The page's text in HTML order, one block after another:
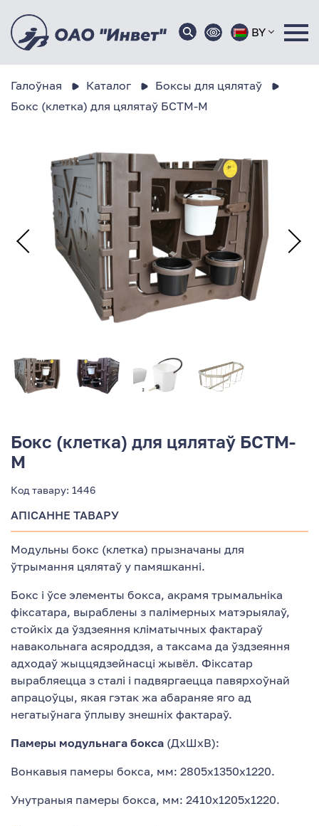
BY
Галоўная Каталог
Боксы для цялятаў
Бокс (клетка) для цялятаў БСТМ-М
Бокс (клетка) для цялятаў БСТМ-
М
Код тавару: 1446
АПІСАННЕ ТАВАРУ
Модульны бокс (клетка) прызначаны для
ўтрымання цялятаў у памяшканні.
Бокс і ўсе элементы бокса, акрамя трымальніка
фіксатара, выраблены з палімерных матэрыялаў,
стойкіх да ўздзеяння кліматычных фактараў
навакольнага асяроддзя, а таксама да ўздзеяння
адходаў жыццядзейнасці жывёл. Фіксатар
вырабляецца з сталі і падвяргаецца павярхоўнай
апрацоўцы, якая гэтак жа абараняе яго ад
негатыўнага ўплыву знешніх фактараў.
Памеры модульнага бокса (ДхШхВ):
Вонкавыя памеры бокса, мм: 2805х1350х1220.
Унутраныя памеры бокса, мм: 2410х1205х1220.